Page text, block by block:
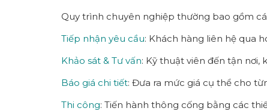
Quy trình chuyên nghiệp thường bao gồm
Tiếp nhận yêu cầu: Khách hàng liên hệ qua
Khảo sát & Tư vấn: Kỹ thuật viên đến tận nơi,
Báo giá chi tiết: Đưa ra mức giá cụ thể cho
Thi công: Tiến hành thông cống bằng các